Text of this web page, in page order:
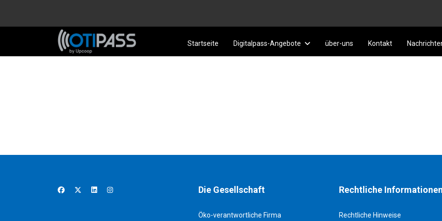
Startseite Digitalpass-Angebote über-uns Kontakt
Die Gesellschaft
Öko-verantwortliche Firma
Rechtliche
Rechtliche Hinweise